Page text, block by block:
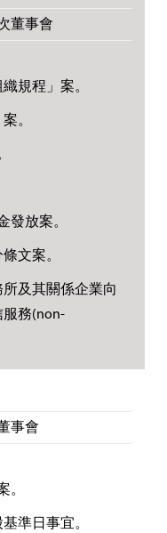
董事會
規程」案。
。
發放案。
文案。
及其關係企業向
務(non-
事會
。
準日事宜。